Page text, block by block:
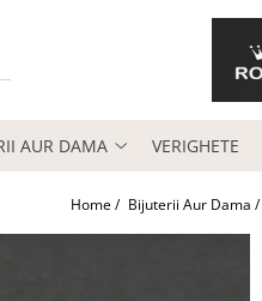
AUR DAMA VERIGHETE
Home / Bijuterii Aur Dama /